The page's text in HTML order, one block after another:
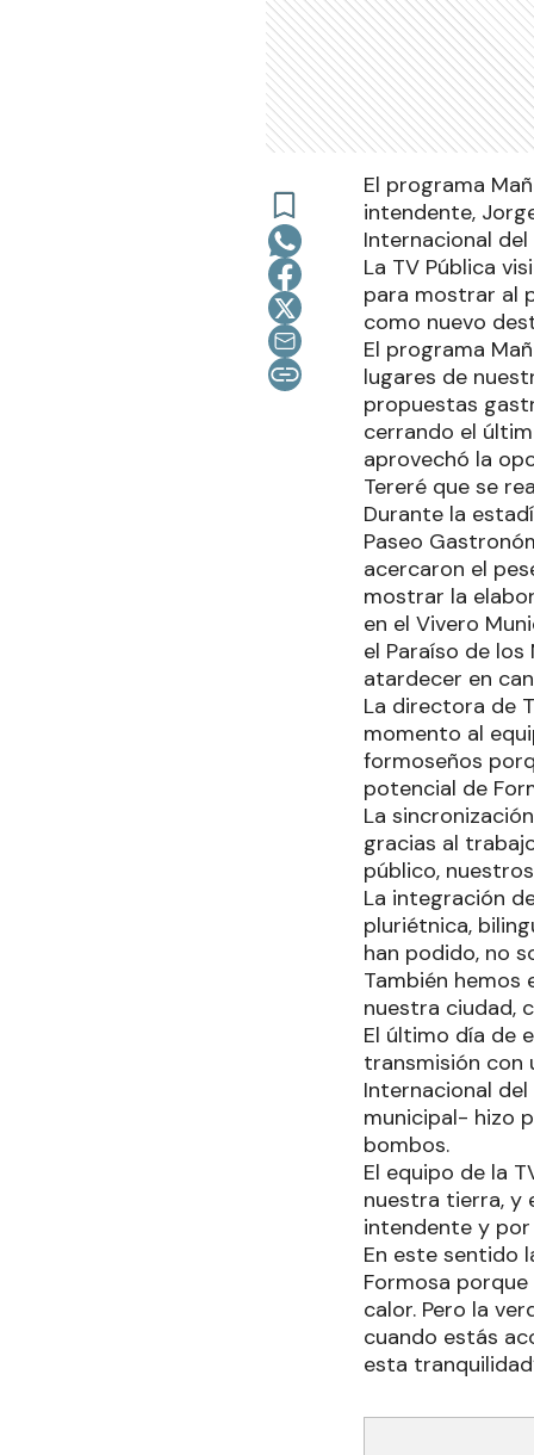
El programa
intendente,
Internacional del
La TV Pública
para mostrar al
como nuevo
El programa
lugares de
propuestas
cerrando el
aprovechó la
Tereré que se
Durante la
Paseo
acercaron el
mostrar la
en el Vivero
el Paraíso de
atardecer en
La directora de
momento al
formoseños
potencial de
La
gracias al
público,
La integración
pluriétnica,
han podido, no
También
nuestra ciudad,
El último día de
transmisión con
Internacional
municipal- hizo
bombos.
El equipo de la
nuestra tierra, y
intendente y
En este sentido
Formosa
calor. Pero la
cuando estás
esta